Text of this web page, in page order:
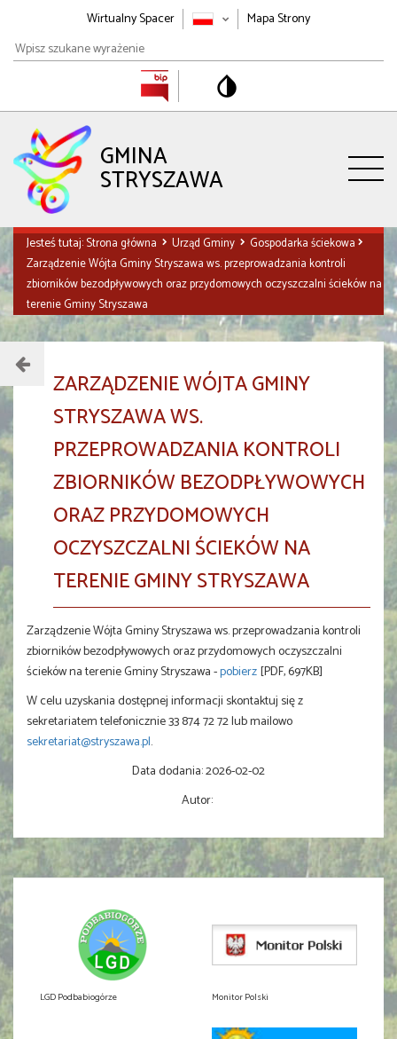
Wirtualny Spacer
Mapa Strony
Wpisz
szukane
GMINA
STRYSZAWA
Jesteś tutaj:Strona główna Urząd Gminy
Gospodarka ściekowa
Zarządzenie Wójta Gminy Stryszawa ws. przeprowadzania kontroli
zbiorników bezodpływowych oraz przydomowych oczyszczalni ścieków na
terenie Gminy Stryszawa
Menu
ZARZĄDZENIE WÓJTA GMINY
STRYSZAWA WS.
PRZEPROWADZANIA KONTROLI
ZBIORNIKÓW BEZODPŁYWOWYCH
ORAZ PRZYDOMOWYCH
OCZYSZCZALNI ŚCIEKÓW NA
TERENIE GMINY STRYSZAWA
Zarządzenie Wójta Gminy Stryszawa ws. przeprowadzania kontroli
zbiorników bezodpływowych oraz przydomowych oczyszczalni
ścieków na terenie Gminy Stryszawa -pobierz[PDF, 697KB]
W celu uzyskania dostępnej informacji skontaktuj się z
sekretariatem telefonicznie 33 874 72 72 lub mailowo
sekretariat@stryszawa.pl.
Data dodania:2026-02-02
Autor:
LGD Podbabiogórze Monitor Polski